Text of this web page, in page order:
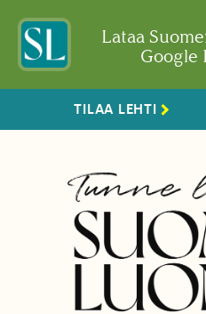
Lataa
Google
TILAA LEHTI